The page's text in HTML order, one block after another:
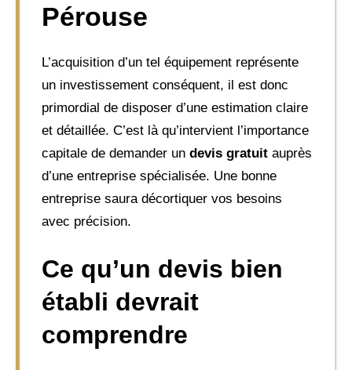
Pérouse
L’acquisition d’un tel équipement représente
un investissement conséquent, il est donc
primordial de disposer d’une estimation claire
et détaillée. C’est là qu’intervient l’importance
capitale de demander un devis gratuit auprès
d’une entreprise spécialisée. Une bonne
entreprise saura décortiquer vos besoins
avec précision.
Ce qu’un devis bien
établi devrait
comprendre